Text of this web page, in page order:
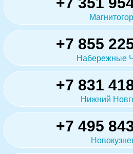
+7 855
Набережные
+7 831
Нижний
+7 495